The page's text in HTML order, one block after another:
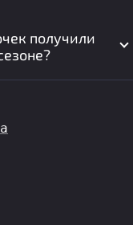
получили